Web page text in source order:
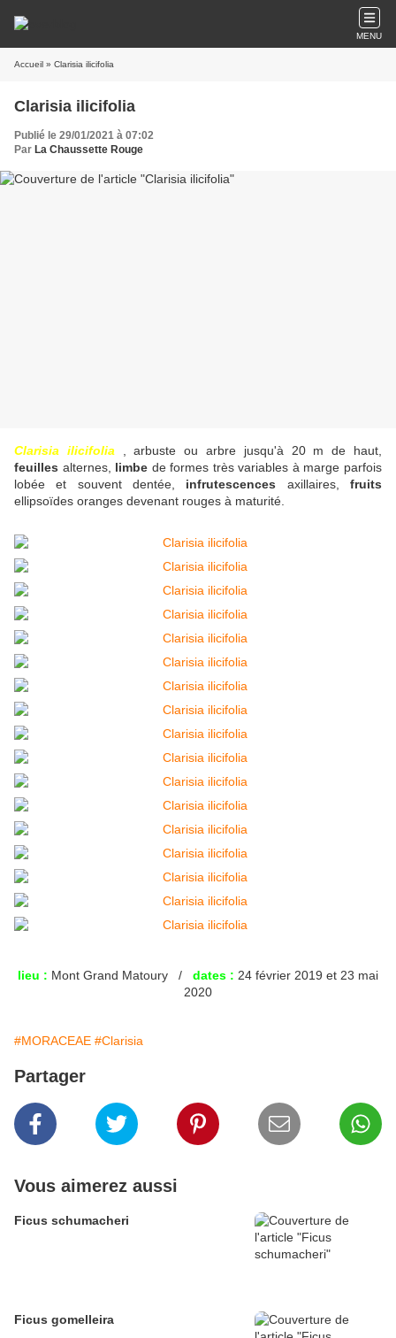
MENU
Accueil » Clarisia ilicifolia
Clarisia ilicifolia
Publié le 29/01/2021 à 07:02
Par La Chaussette Rouge
Clarisia ilicifolia , arbuste ou arbre jusqu'à 20 m de haut,
feuilles alternes, limbe de formes très variables à marge parfois
lobée et souvent dentée, infrutescences axillaires,fruits
ellipsoïdes oranges devenant rouges à maturité.
lieu : Mont Grand Matoury / dates : 24 février 2019 et 23 mai
2020
#MORACEAE #Clarisia
Partager
Vous aimerez aussi
Ficus schumacheri
Ficus gomelleira